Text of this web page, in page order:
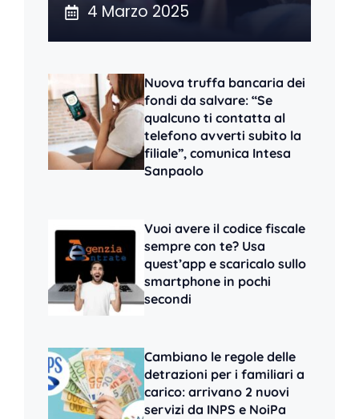
4 Marzo 2025
Nuova truffa bancaria dei
fondi da salvare: “Se
qualcuno ti contatta al
telefono avverti subito la
filiale”, comunica Intesa
Sanpaolo
Vuoi avere il codice fiscale
sempre con te? Usa
quest’app e scaricalo sullo
smartphone in pochi
secondi
Cambiano le regole delle
detrazioni per i familiari a
carico: arrivano 2 nuovi
servizi da INPS e NoiPa